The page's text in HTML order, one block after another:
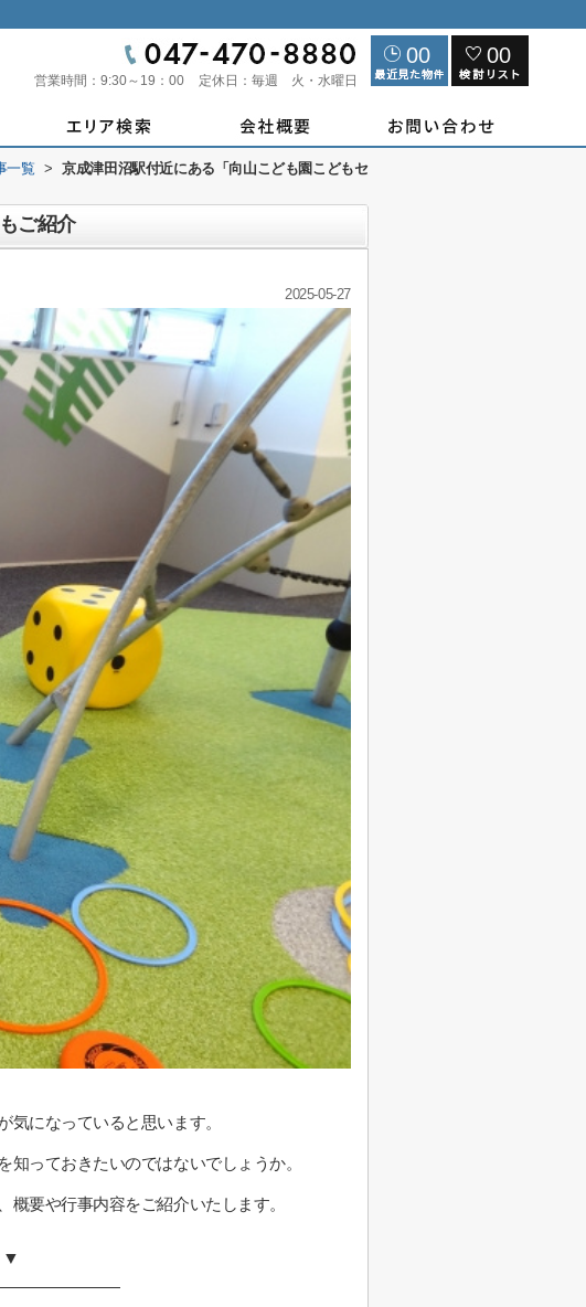
営業時間： 9:30～19：00 定休日： 毎週 火・水曜日
00 00
一覧 >
京成津田沼駅付近にある「向山こども園こどもセ
ご紹介
2025-05-27
になっていると思います。
っておきたいのではないでしょうか。
要や行事内容をご紹介いたします。
▼